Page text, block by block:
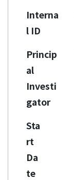
Interna
l ID
Princip
al
Investi
gator
Sta
rt
Da
te